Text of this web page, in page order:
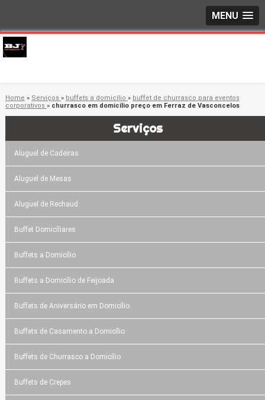
MENU
Home » Serviços » buffets a domicílio » buffet de churrasco para eventos
corporativos » churrasco em domicílio preço em Ferraz de Vasconcelos
Serviços
Aluguel de Cadeiras
Aluguel de Mesas
Aluguel de Rechaud
Buffet Domicíliares
Buffets a Domicílio
Buffets a Domicílio de Feijoada
Buffets de Aniversário em Domicílio
Buffets de Casamento a Domicílio
Buffets de Churrasco a Domicílio
Buffets de Crepes